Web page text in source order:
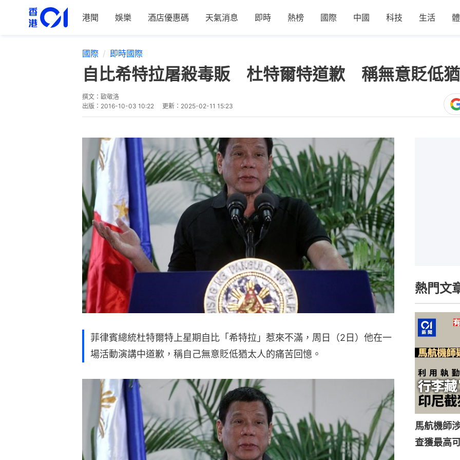
港聞 娛樂 酒店優惠碼 天氣消息 即時 熱榜 國際 中國 科技 生活
國際 即時國際
自比希特拉屠殺毒販 杜特爾特道歉 稱無意貶低
撰文： 歐敬洛
出版： 2016-10-03 10:22 更新： 2025-02-11 15:23
菲律賓總統杜特爾特上星期自比「希特拉」惹來不滿，周日（2日）他在一
場活動演講中道歉，稱自己無意貶低猶太人的痛苦回憶。
熱門文
馬航機師
查獲最高